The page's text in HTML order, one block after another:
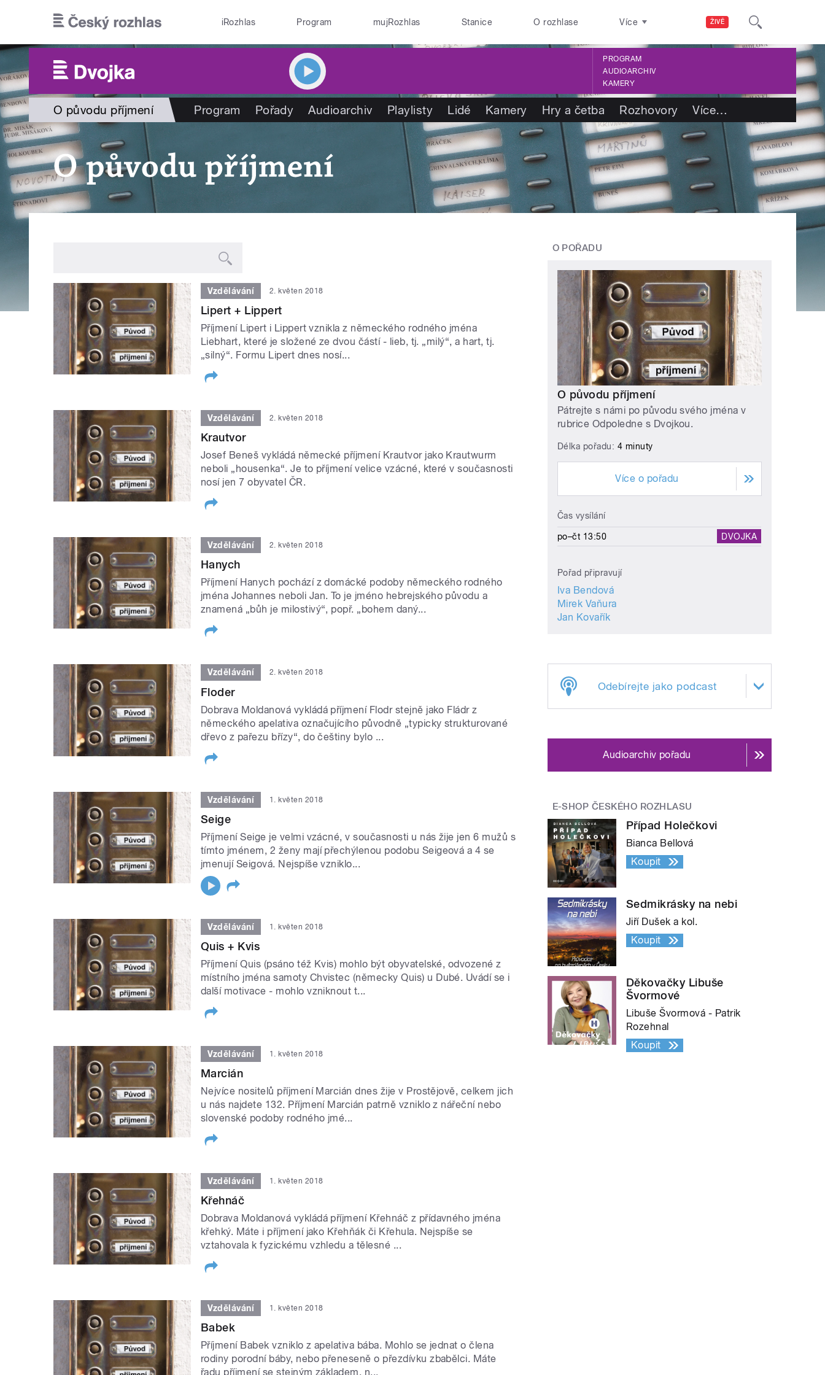
ŽIVĚ
iRozhlas Program mujRozhlas Stanice O rozhlase Více
PROGRAM
AUDIOARCHIV
KAMERY
O původu příjmení Program Pořady Audioarchiv Playlisty Lidé Kamery Hry a četba Rozhovory Více…
Vzdělávání 2. květen 2018
Lipert + Lippert
Příjmení Lipert i Lippert vznikla z německého rodného jména
Liebhart, které je složené ze dvou částí ‒ lieb, tj. „milý“, a hart, tj.
„silný“. Formu Lipert dnes nosí...
Vzdělávání 2. květen 2018
Krautvor
Josef Beneš vykládá německé příjmení Krautvor jako Krautwurm
neboli „housenka“. Je to příjmení velice vzácné, které v současnosti
nosí jen 7 obyvatel ČR.
Vzdělávání 2. květen 2018
Hanych
Příjmení Hanych pochází z domácké podoby německého rodného
jména Johannes neboli Jan. To je jméno hebrejského původu a
znamená „bůh je milostivý“, popř. „bohem daný...
Vzdělávání 2. květen 2018
Floder
Dobrava Moldanová vykládá příjmení Flodr stejně jako Fládr z
německého apelativa označujícího původně „typicky strukturované
dřevo z pařezu břízy“, do češtiny bylo ...
Vzdělávání 1. květen 2018
Seige
Příjmení Seige je velmi vzácné, v současnosti u nás žije jen 6 mužů s
tímto jménem, 2 ženy mají přechýlenou podobu Seigeová a 4 se
jmenují Seigová. Nejspíše vzniklo...
Vzdělávání 1. květen 2018
Quis + Kvis
Příjmení Quis (psáno též Kvis) mohlo být obyvatelské, odvozené z
místního jména samoty Chvistec (německy Quis) u Dubé. Uvádí se i
další motivace ‒ mohlo vzniknout t...
Vzdělávání 1. květen 2018
Marcián
Nejvíce nositelů příjmení Marcián dnes žije v Prostějově, celkem jich
u nás najdete 132. Příjmení Marcián patrně vzniklo z nářeční nebo
slovenské podoby rodného jmé...
Vzdělávání 1. květen 2018
Křehnáč
Dobrava Moldanová vykládá příjmení Křehnáč z přídavného jména
křehký. Máte i příjmení jako Křehňák či Křehula. Nejspíše se
vztahovala k fyzickému vzhledu a tělesné ...
Vzdělávání 1. květen 2018
Babek
Příjmení Babek vzniklo z apelativa bába. Mohlo se jednat o člena
rodiny porodní báby, nebo přeneseně o přezdívku zbabělci. Máte
řadu příjmení se stejným základem, n...
O POŘADU
O původu příjmení
Pátrejte s námi po původu svého jména v
rubrice Odpoledne s Dvojkou.
Délka pořadu: 4 minuty
Více o pořadu
Čas vysílání
po–čt 13:50 DVOJKA
Pořad připravují
Iva Bendová
Mirek Vaňura
Jan Kovařík
Odebírejte jako podcast
Audioarchiv pořadu
E-SHOP ČESKÉHO ROZHLASU
Případ Holečkovi
Bianca Bellová
Koupit
Sedmikrásky na nebi
Jiří Dušek a kol.
Koupit
Děkovačky Libuše
Švormové
Libuše Švormová - Patrik
Rozehnal
Koupit